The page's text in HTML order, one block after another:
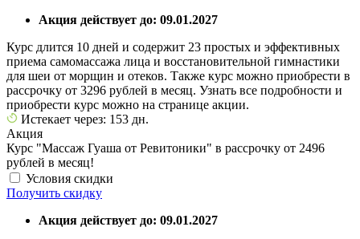
Акция действует до: 09.01.2027
Курс длится 10 дней и содержит 23 простых и эффективных
приема самомассажа лица и восстановительной гимнастики
для шеи от морщин и отеков. Также курс можно приобрести в
рассрочку от 3296 рублей в месяц. Узнать все подробности и
приобрести курс можно на странице акции.
Истекает через: 153 дн.
Акция
Курс "Массаж Гуаша от Ревитоники" в рассрочку от 2496
рублей в месяц!
Условия скидки
Получить скидку
Акция действует до: 09.01.2027